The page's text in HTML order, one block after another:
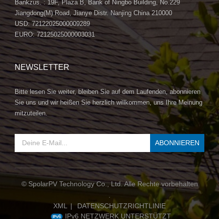
haben. Brancheneinblicke:Bleiben Sie auf dem Laufenden mit
Einblicken in die neuesten Trends in der Solarbranche.
Erfahren Sie, wie SpolarPV die Zukunft erneuerbarer
Energielösungen gestaltet und den Übergang zu saubereren
und effizienteren Energiequellen vorantreibt. Kontaktiere uns
heute:Sind Sie bereit, das volle Potenzial der Solarenergie
auszuschöpfen? Wenden Sie sich noch heute an SpolarPV, um
das zu erkunden 580 W 182 mm Topcon-Doppelglas-
Solarmodul und begeben Sie sich auf die Reise in eine
bessere, nachhaltigere Zukunft.
Bankzus. : 19F, Plaza B, Bank of Ningbo Building, No.229
Jiangdong(M) Road, Jianye Distr. Nanjing China 210000
USD: 72122025000009289
EURO: 72125025000003031
NEWSLETTER
Bitte lesen Sie weiter, bleiben Sie auf dem Laufenden, abonnieren
Sie uns und wir heißen Sie herzlich willkommen, uns Ihre Meinung
mitzuteilen.
© SpolarPV Technology Co., Ltd. Alle Rechte vorbehalten
.
XML |
DATENSCHUTZRICHTLINIE
IPv6 NETZWERK UNTERSTÜTZT